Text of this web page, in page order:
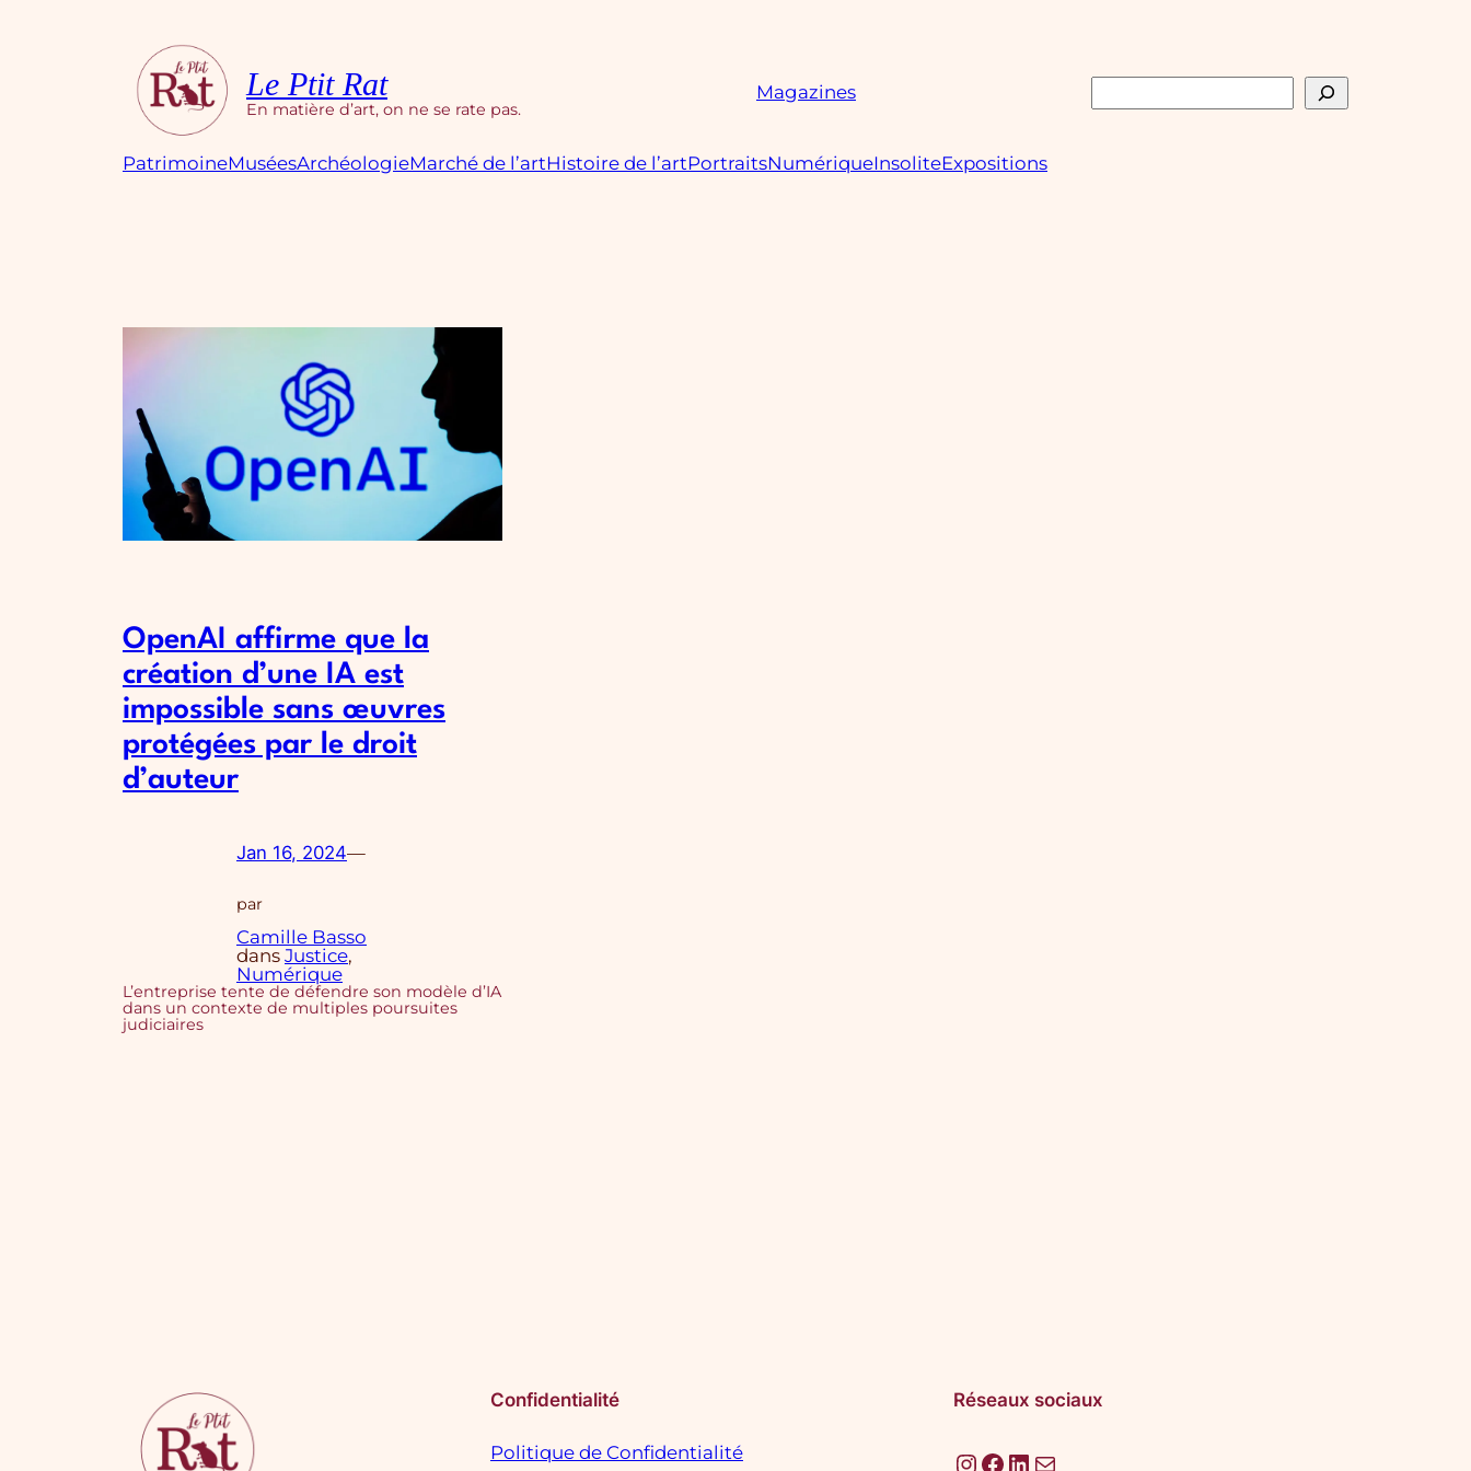
Le Ptit Rat
En matière d’art, on ne se rate pas.
Magazines Rechercher
PatrimoineMuséesArchéologieMarché de l’artHistoire de l’artPortraitsNumériqueInsoliteExpositions
OpenAI affirme que la
création d’une IA est
impossible sans œuvres
protégées par le droit
d’auteur
Jan 16, 2024—
par
Camille Basso
dans Justice
Numérique
L’entreprise tente de défendre son modèle d’IA
dans un contexte de multiples poursuites
judiciaires
Confidentialité
Politique de Confidentialité
Réseaux sociaux
InstagramFacebook LinkedIn E-mail